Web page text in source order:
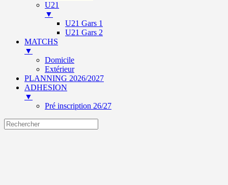
U21
▼
U21 Gars 1
U21 Gars 2
MATCHS
▼
Domicile
Extérieur
PLANNING 2026/2027
ADHESION
▼
Pré inscription 26/27